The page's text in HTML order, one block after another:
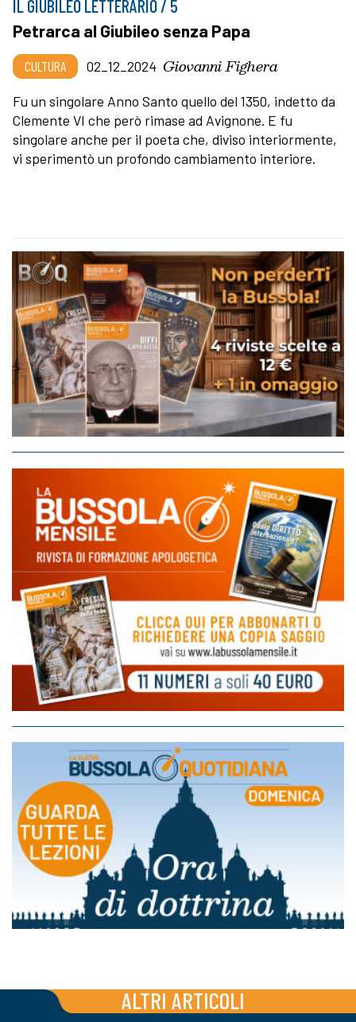
IL GIUBILEO LETTERARIO / 5
Petrarca al Giubileo senza Papa
CULTURA 02_12_2024 Giovanni Fighera
Fu un singolare Anno Santo quello del 1350, indetto da
Clemente VI che però rimase ad Avignone. E fu
singolare anche per il poeta che, diviso interiormente,
vi sperimentò un profondo cambiamento interiore.
ALTRI ARTICOLI